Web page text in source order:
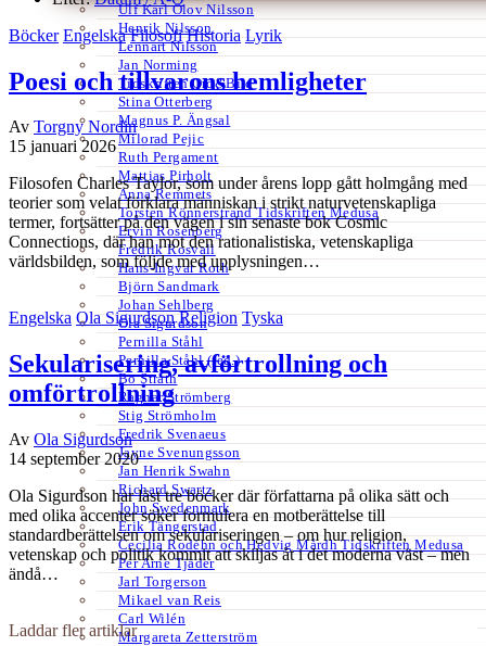
Ulf Karl Olov Nilsson
Henrik Nilsson
Lennart Nilsson
Jan Norming
Tidskriften Ord&Bild
Stina Otterberg
Magnus P. Ängsal
Milorad Pejic
Ruth Pergament
Mattias Pirholt
Anna Remmets
Torsten Rönnerstrand Tidskriften Medusa
Ervin Rosenberg
Fredrik Rosvall
Hans-Ingvar Roth
Björn Sandmark
Johan Sehlberg
Ola Sigurdson
Pernilla Ståhl
Pernilla Ståhl (red.)
Bo Stråth
Ragnar Strömberg
Stig Strömholm
Fredrik Svenaeus
Jayne Svenungsson
Jan Henrik Swahn
Richard Swartz
John Swedenmark
Erik Tängerstad
Cecilia Rodéhn och Hedvig Mårdh Tidskriften Medusa
Per Arne Tjäder
Jarl Torgerson
Mikael van Reis
Carl Wilén
Margareta Zetterström
Böcker Engelska Filosofi Historia Lyrik
Poesi och tillvarons hemligheter
Av Torgny Nordin
15 januari 2026
Filosofen Charles Taylor, som under årens lopp gått holmgång med
teorier som velat förklara människan i strikt naturvetenskapliga
termer, fortsätter på den vägen i sin senaste bok Cosmic
Connections, där han mot den rationalistiska, vetenskapliga
världsbilden, som följde med upplysningen…
Engelska Ola Sigurdson Religion Tyska
Sekularisering, avförtrollning och
omförtrollning
Av Ola Sigurdson
14 september 2020
Ola Sigurdson har läst tre böcker där författarna på olika sätt och
med olika accenter söker formulera en motberättelse till
standardberättelsen om sekulariseringen – om hur religion,
vetenskap och politik kommit att skiljas åt i det moderna väst – men
ändå…
Laddar fler artiklar